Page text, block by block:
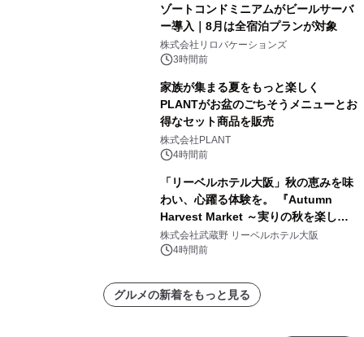
ゾートコンドミニアムがビールサーバ
ー導入｜8月は全宿泊プランが対象
株式会社リロバケーションズ
3時間前
家族が集まる夏をもっと楽しく
PLANTがお盆のごちそうメニューとお
得なセット商品を販売
株式会社PLANT
4時間前
「リーベルホテル大阪」秋の恵みを味
わい、心躍る体験を。 『Autumn
Harvest Market ～実りの秋を楽しむ
ディナー&スイーツビュッフェ～』を9
月18日より開催！
株式会社武蔵野 リーベルホテル大阪
4時間前
グルメの新着をもっと見る